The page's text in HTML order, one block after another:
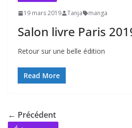
19 mars 2019 Tanja manga
Salon livre Paris
Retour sur une belle édition
Read More
← Précédent